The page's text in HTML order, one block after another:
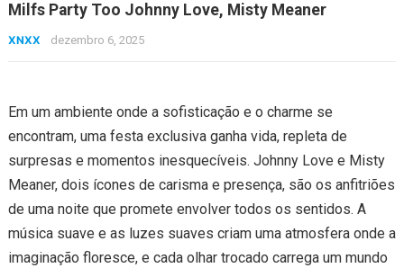
Milfs Party Too Johnny Love, Misty Meaner
XNXX dezembro 6, 2025
Em um ambiente onde a sofisticação e o charme se
encontram, uma festa exclusiva ganha vida, repleta de
surpresas e momentos inesquecíveis. Johnny Love e Misty
Meaner, dois ícones de carisma e presença, são os anfitriões
de uma noite que promete envolver todos os sentidos. A
música suave e as luzes suaves criam uma atmosfera onde a
imaginação floresce, e cada olhar trocado carrega um mundo